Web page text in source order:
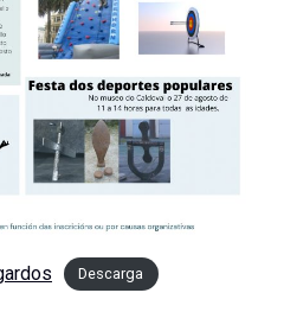
Descarga